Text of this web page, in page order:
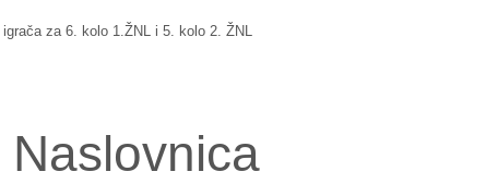
za 6. kolo 1.ŽNL i 5. kolo 2. ŽNL
Naslovnica